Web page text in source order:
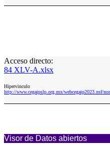
Acceso directo:
84 XLV-A.xlsx
Hipervinculo
http://www.cegaipslp.org.mx/webcegaip2023.nsf/
Visor de Datos abiertos